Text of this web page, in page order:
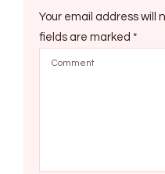
Your email address will
fields are marked *